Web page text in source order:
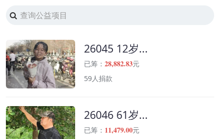
26045 12岁...
已筹： 28,882.83元
59人捐款
26046 61岁...
已筹： 11,479.00元